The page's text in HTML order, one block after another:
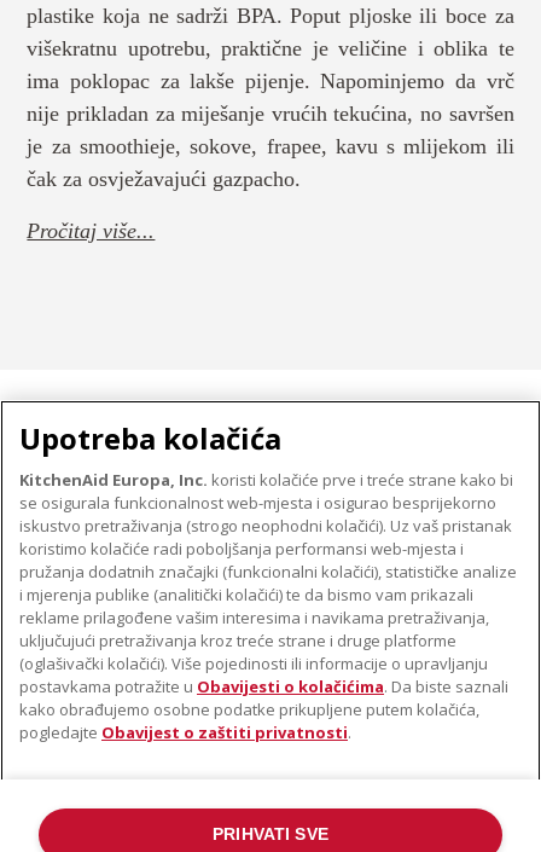
plastike koja ne sadrži BPA. Poput pljoske ili boce za
višekratnu upotrebu, praktične je veličine i oblika te
ima poklopac za lakše pijenje. Napominjemo da vrč
nije prikladan za miješanje vrućih tekućina, no savršen
je za smoothieje, sokove, frapee, kavu s mlijekom ili
čak za osvježavajući gazpacho.
Pročitaj više...
O TVRTKI KITCHENAID
Robna marka
Povijest
ODR
PODRŠKA
Pronađi trgovinu
Jamstvo i dokumenti
PRATITE NAS
Upotreba kolačića
KitchenAid Europa, Inc. koristi kolačiće prve i treće strane kako bi
se osigurala funkcionalnost web-mjesta i osigurao besprijekorno
iskustvo pretraživanja (strogo neophodni kolačići). Uz vaš pristanak
koristimo kolačiće radi poboljšanja performansi web-mjesta i
pružanja dodatnih značajki (funkcionalni kolačići), statističke analize
i mjerenja publike (analitički kolačići) te da bismo vam prikazali
reklame prilagođene vašim interesima i navikama pretraživanja,
uključujući pretraživanja kroz treće strane i druge platforme
(oglašivački kolačići). Više pojedinosti ili informacije o upravljanju
postavkama potražite u Obavijesti o kolačićima. Da biste saznali
kako obrađujemo osobne podatke prikupljene putem kolačića,
pogledajte Obavijest o zaštiti privatnosti.
PRIHVATI SVE